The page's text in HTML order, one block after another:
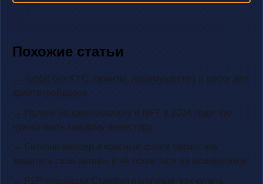
Похожие статьи
→ Toobit без KYC: лимиты, преимущества и риски для
криптотрейдеров
→ Налоги на криптовалюту и NFT в 2024 году: что
нужно знать каждому инвестору
→ Биткоин-миксер и красные флаги биржи: как
защитить свои активы и не попасться на мошенников
→ P2P-площадка Стамбул наличные: как купить